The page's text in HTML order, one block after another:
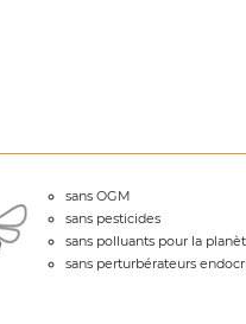
sans OGM
sans pesticides
sans polluants pour la
sans perturbérateurs